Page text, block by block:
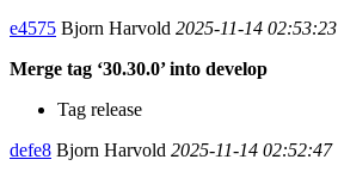
e4575 Bjorn Harvold 2025-11-14 02:53:23
Merge tag ‘30.30.0’ into develop
Tag release
defe8 Bjorn Harvold 2025-11-14 02:52:47